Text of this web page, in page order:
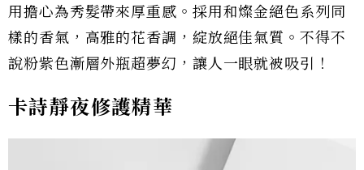
用擔心為秀髮帶來厚重感。採用和燦金絕色系列同
樣的香氣，高雅的花香調，綻放絕佳氣質。不得不
說粉紫色漸層外瓶超夢幻，讓人一眼就被吸引！
卡詩靜夜修護精華